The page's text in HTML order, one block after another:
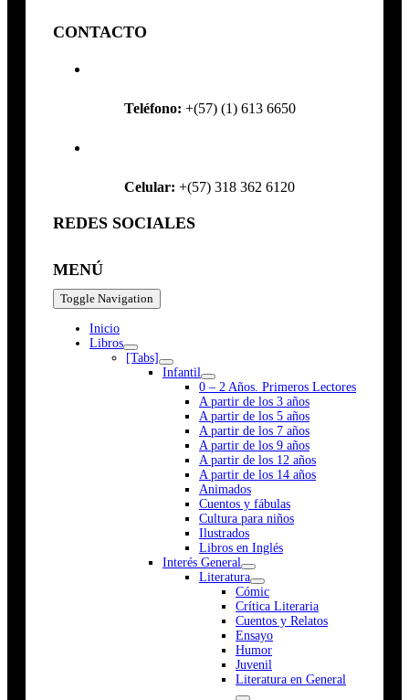
CONTACTO
Teléfono: +(57) (1) 613 6650
Celular: +(57) 318 362 6120
REDES SOCIALES
MENÚ
Toggle Navigation
Inicio
Libros
[Tabs]
Infantil
0 – 2 Años. Primeros Lectores
A partir de los 3 años
A partir de los 5 años
A partir de los 7 años
A partir de los 9 años
A partir de los 12 años
A partir de los 14 años
Animados
Cuentos y fábulas
Cultura para niños
Ilustrados
Libros en Inglés
Interés General
Literatura
Cómic
Crítica Literaria
Cuentos y Relatos
Ensayo
Humor
Juvenil
Literatura en General